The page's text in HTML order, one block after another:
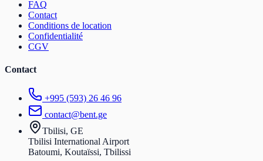
FAQ
Contact
Conditions de location
Confidentialité
CGV
Contact
+995 (593) 26 46 96
contact@bent.ge
Tbilisi, GE
Tbilisi International Airport
Batoumi, Koutaïssi, Tbilissi